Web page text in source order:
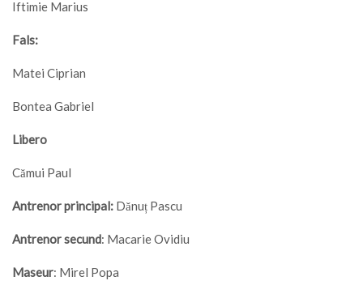
Iftimie Marius
Fals:
Matei Ciprian
Bontea Gabriel
Libero
Cămui Paul
Antrenor principal: Dănuț Pascu
Antrenor secund: Macarie Ovidiu
Maseur: Mirel Popa